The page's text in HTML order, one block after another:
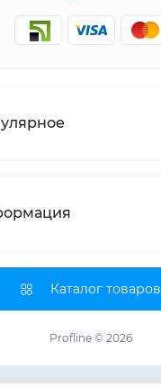
для СТО
товара
Каталог товаров
Profline © 2026